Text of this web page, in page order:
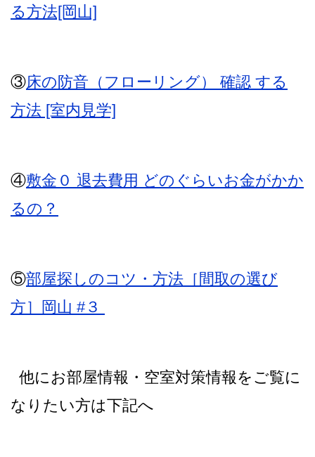
る方法[岡山]
③床の防音（フローリング） 確認 する
方法 [室内見学]
④敷金０ 退去費用 どのぐらいお金がかか
るの？
⑤部屋探しのコツ・方法［間取の選び
方］岡山 #３
他にお部屋情報・空室対策情報をご覧に
なりたい方は下記へ